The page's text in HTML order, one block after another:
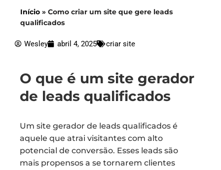
Início » Como criar um site que gere leads
qualificados
Wesley abril 4, 2025 criar site
O que é um site gerador
de leads qualificados
Um site gerador de leads qualificados é
aquele que atrai visitantes com alto
potencial de conversão. Esses leads são
mais propensos a se tornarem clientes